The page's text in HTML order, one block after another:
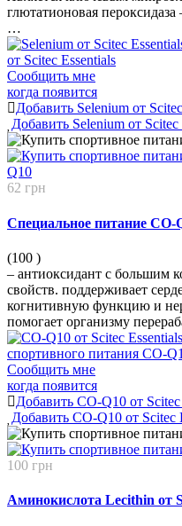
глютатионовая
…
Сообщить мне
когда появится
Добавить Selenium от
Добавить Selenium от
62 грн
Специальное питание CO-
(100 )
– антиоксидант с большим
свойств. поддерживает
когнитивную функцию и
помогает организму
Сообщить мне
когда появится
Добавить CO-Q10 от
Добавить CO-Q10 от Scitec
100 грн
Аминокислота Lecithin от